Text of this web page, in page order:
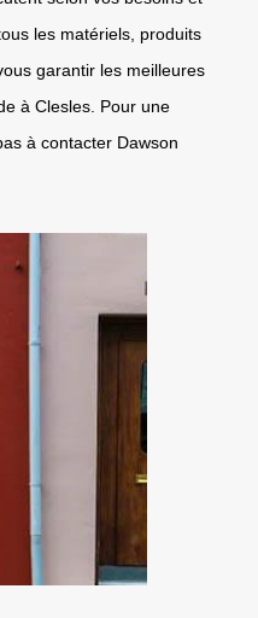
les matériels, produits
garantir les meilleures
à Clesles. Pour une
à contacter Dawson